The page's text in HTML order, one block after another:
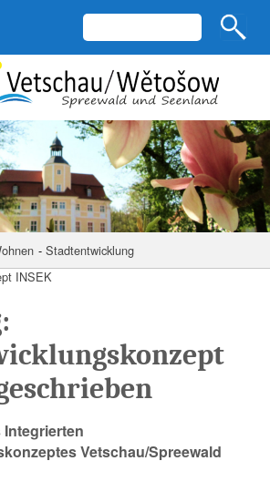
- Stadtentwicklung
INSEK
Vetschau/Spreewald